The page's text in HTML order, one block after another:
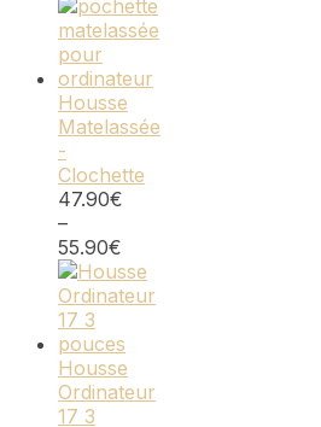
Housse
Matelassée
-
Clochette
47.90€
–
55.90€
Housse
Ordinateur
17 3